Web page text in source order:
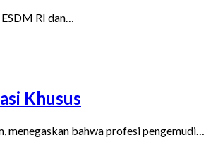
RI dan…
Khusus
menegaskan bahwa profesi pengemudi…